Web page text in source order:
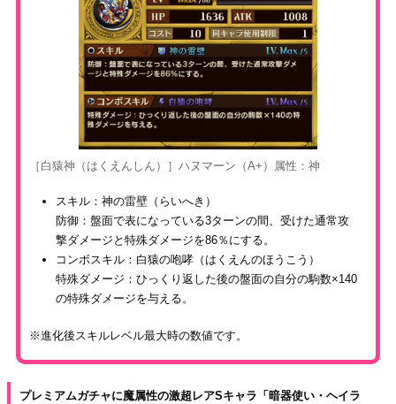
［白猿神（はくえんしん）］ハヌマーン（A+）属性：神
スキル：神の雷壁（らいへき）
防御：盤面で表になっている3ターンの間、受けた通常攻
撃ダメージと特殊ダメージを86％にする。
コンボスキル：白猿の咆哮（はくえんのほうこう）
特殊ダメージ：ひっくり返した後の盤面の自分の駒数×140
の特殊ダメージを与える。
※進化後スキルレベル最大時の数値です。
プレミアムガチャに魔属性の激超レアSキャラ「暗器使い・ヘイラ